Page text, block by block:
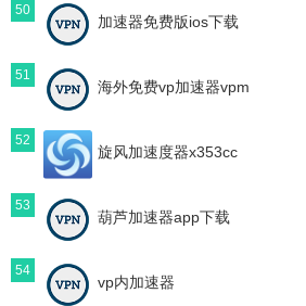
50
加速器免费版ios下载
51
海外免费vp加速器vpm
52
旋风加速度器x353cc
53
葫芦加速器app下载
54
vp内加速器